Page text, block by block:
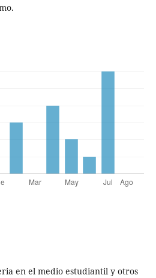
en el medio estudiantil y otros